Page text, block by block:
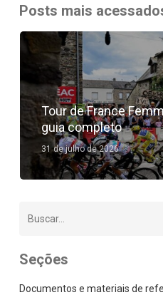
Posts mais
Tour de France
guia completo
31 de julho de 2026
Seções
Documentos e materiais de